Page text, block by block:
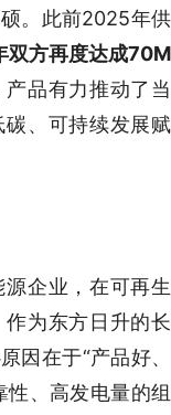
。此前2025年供
双方再度达成70M
品有力推动了当
、可持续发展赋
企业，在可再生
为东方日升的长
因在于“产品好、
、高发电量的组